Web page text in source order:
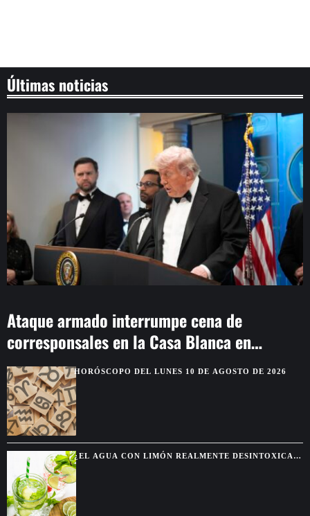
Últimas noticias
Ataque armado interrumpe cena de
corresponsales en la Casa Blanca en
WashingtonHORÓSCOPO DEL LUNES 10 DE AGOSTO DE 2026
¿EL AGUA CON LIMÓN REALMENTE DESINTOXICA
EL CUERPO?